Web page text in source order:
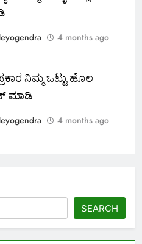
4 months ago
ನಿಮ್ಮ ಒಟ್ಟು ಹೊಲ
ಮಾಡಿ
4 months ago
SEARCH